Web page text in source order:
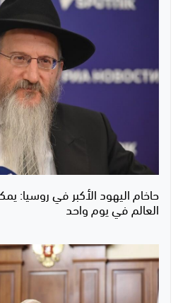
حاخام اليهود الأكبر في روسيا:
العالم في يوم واحد